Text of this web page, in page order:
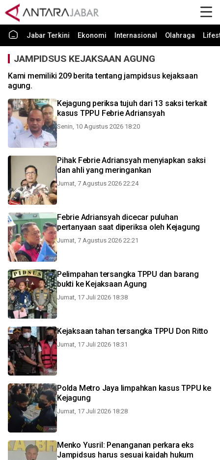
Jabar Terkini Ekonomi Internasional Olahraga
JAMPIDSUS KEJAKSAAN AGUNG
Kami memiliki 209 berita tentang jampidsus kejaksaan
agung.
Kejagung periksa tujuh dari 13 saksi terkait
kasus TPPU Febrie Adriansyah
Senin, 10 Agustus 2026 18:20
Pihak Febrie Adriansyah menyiapkan saksi
dan ahli yang meringankan
Jumat, 7 Agustus 2026 22:24
Febrie Adriansyah dicecar puluhan
pertanyaan saat diperiksa oleh Kejagung
Jumat, 7 Agustus 2026 22:21
Pelimpahan tersangka TPPU dan barang
bukti ke Kejaksaan Agung
Jumat, 17 Juli 2026 18:38
Kejaksaan tahan tersangka TPPU Don Ritto
Jumat, 17 Juli 2026 18:31
Polda Metro Jaya limpahkan kasus TPPU ke
Kejagung
Jumat, 17 Juli 2026 18:28
Menko Yusril: Penanganan perkara eks
Jampidsus harus sesuai kaidah hukum